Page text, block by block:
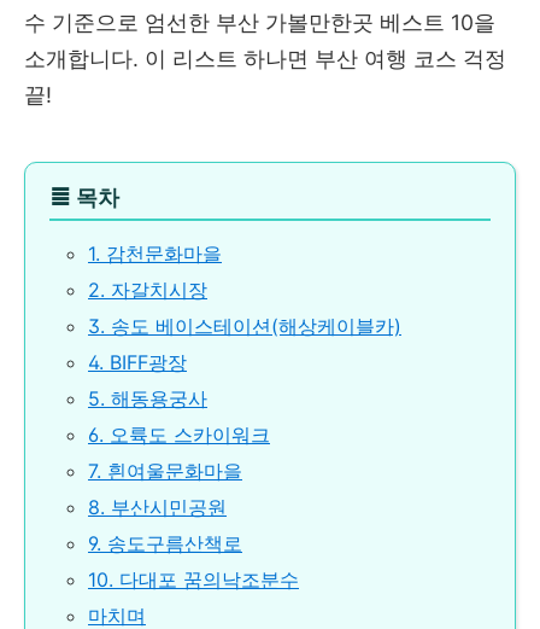
수 기준으로 엄선한 부산 가볼만한곳 베스트 10을
소개합니다. 이 리스트 하나면 부산 여행 코스 걱정
끝!
≣ 목차
1. 감천문화마을
2. 자갈치시장
3. 송도 베이스테이션(해상케이블카)
4. BIFF광장
5. 해동용궁사
6. 오륙도 스카이워크
7. 흰여울문화마을
8. 부산시민공원
9. 송도구름산책로
10. 다대포 꿈의낙조분수
마치며